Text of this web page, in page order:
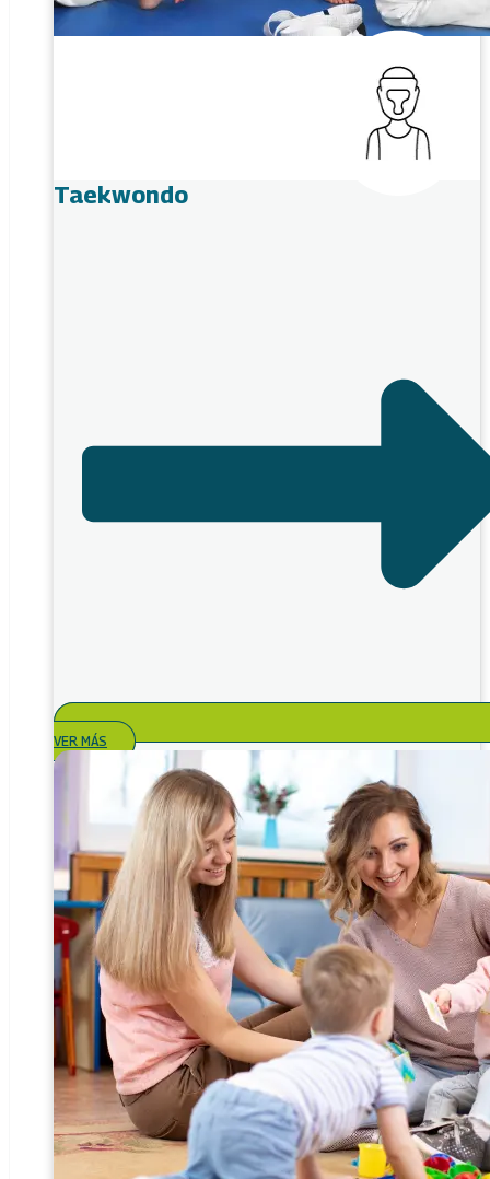
Taekwondo
VER MÁS